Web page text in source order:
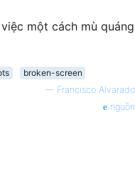
một cách mù quáng
broken-screen
— Francisco Alvarado
nguồn